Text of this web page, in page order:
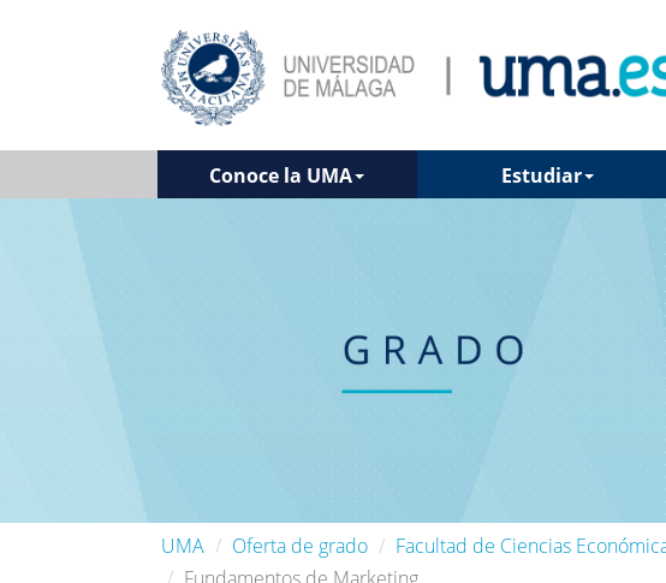
Conoce la UMA Estudiar
UMA Oferta de grado Facultad de Ciencias
Fundamentos de Marketing